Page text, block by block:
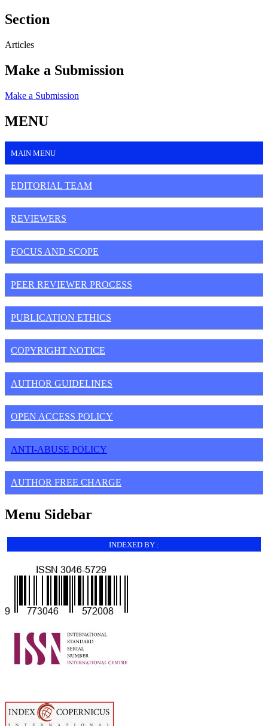
Section
Articles
Make a Submission
Make a Submission
MENU
MAIN MENU
EDITORIAL TEAM
REVIEWERS
FOCUS AND SCOPE
PEER REVIEWER PROCESS
PUBLICATION ETHICS
COPYRIGHT NOTICE
AUTHOR GUIDELINES
OPEN ACCESS POLICY
ANTI-ABUSE POLICY
AUTHOR FREE CHARGE
Menu Sidebar
INDEXED BY :